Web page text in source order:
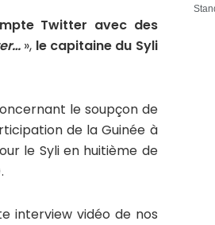
Twitter avec des
», le capitaine du Syli
le soupçon de
de la Guinée à
le Syli en huitième de
interview vidéo de nos